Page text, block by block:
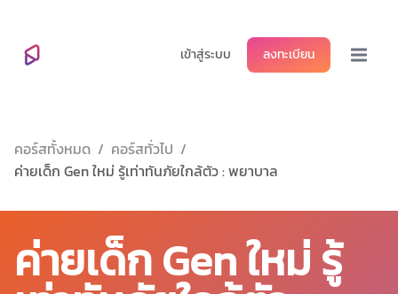
เข้าสู่ระบบ ลงทะเบียน Open
คอร์สทั้งหมด / คอร์สทั่วไป /
ค่ายเด็ก Gen ใหม่ รู้เท่าทันภัยใกล้ตัว : พยาบาล
ค่ายเด็ก Gen ใหม่ รู้